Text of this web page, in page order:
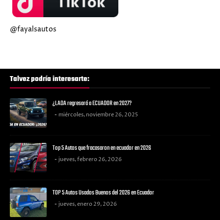
@fayalsautos
Talvez podría interesarte:
¿LADA regresará a ECUADOR en 2027?
miércoles, noviembre 26, 2025
Top 5 Autos que fracasaron en ecuador en 2026
jueves, febrero 26, 2026
TOP 5 Autos Usados Buenos del 2026 en Ecuador
jueves, enero 29, 2026